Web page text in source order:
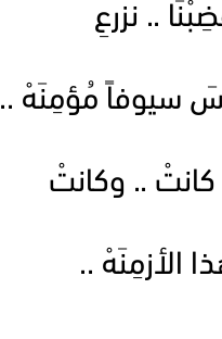
.. نزرعِ
سيوفاً مُؤمِنَهْ ..
كانتْ .. وكانتْ
الأزمِنَهْ ..